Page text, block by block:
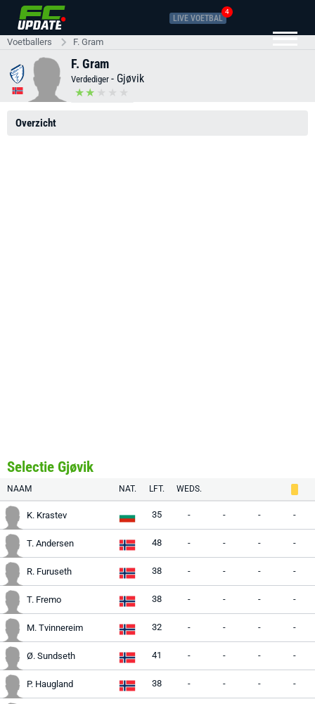
LIVE VOETBAL
4
Voetballers F. Gram
F. Gram
Verdediger - Gjøvik
Overzicht
Selectie Gjøvik
NAAM NAT. LFT. WEDS.
K. Krastev 35 - - - -
T. Andersen 48 - - - -
R. Furuseth 38 - - - -
T. Fremo 38 - - - -
M. Tvinnereim 32 - - - -
Ø. Sundseth 41 - - - -
P. Haugland 38 - - - -